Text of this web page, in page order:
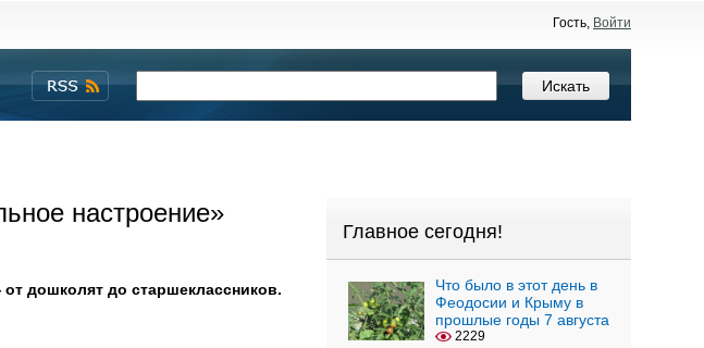
Гость, Войти
настроение»
дошколят до старшеклассников.
Главное сегодня!
Что было в этот день в
Феодосии и Крыму в
прошлые годы 7 августа
2229